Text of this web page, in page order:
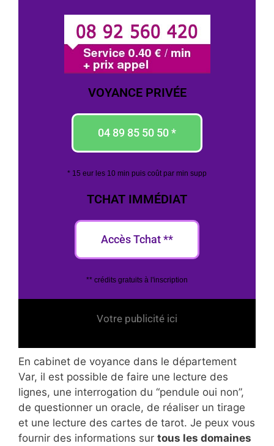
VOYANCE PRIVÉE
04 89 85 50 50 *
* 15 eur les 10 min puis coût par min supp
TCHAT IMMÉDIAT
Accès Tchat **
** crédits gratuits à l'inscription
Votre publicité ici
En cabinet de voyance dans le département
Var, il est possible de faire une lecture des
lignes, une interrogation du “pendule oui non”,
de questionner un oracle, de réaliser un tirage
et une lecture des cartes de tarot. Je peux vous
fournir des informations sur tous les domaines